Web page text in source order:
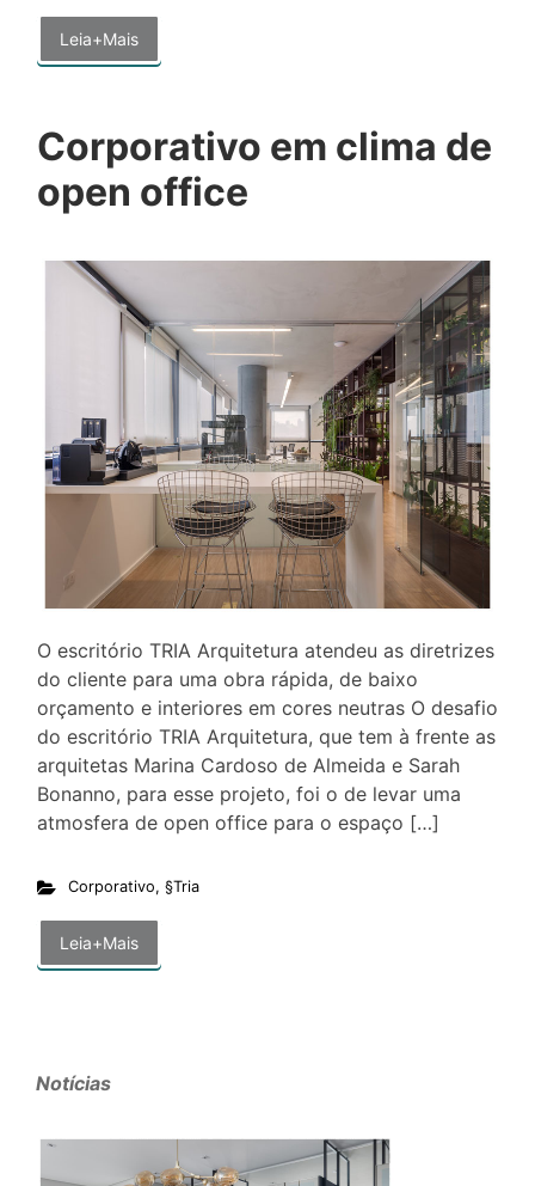
Leia+Mais
Corporativo em clima de
open office
O escritório TRIA Arquitetura atendeu as diretrizes
do cliente para uma obra rápida, de baixo
orçamento e interiores em cores neutras O desafio
do escritório TRIA Arquitetura, que tem à frente as
arquitetas Marina Cardoso de Almeida e Sarah
Bonanno, para esse projeto, foi o de levar uma
atmosfera de open office para o espaço […]
Corporativo, §Tria
Leia+Mais
Notícias